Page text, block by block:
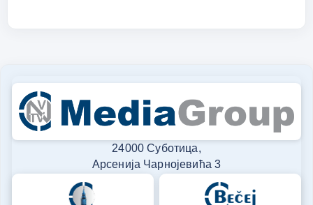
24000 Суботица,
Арсенија Чарнојевића 3